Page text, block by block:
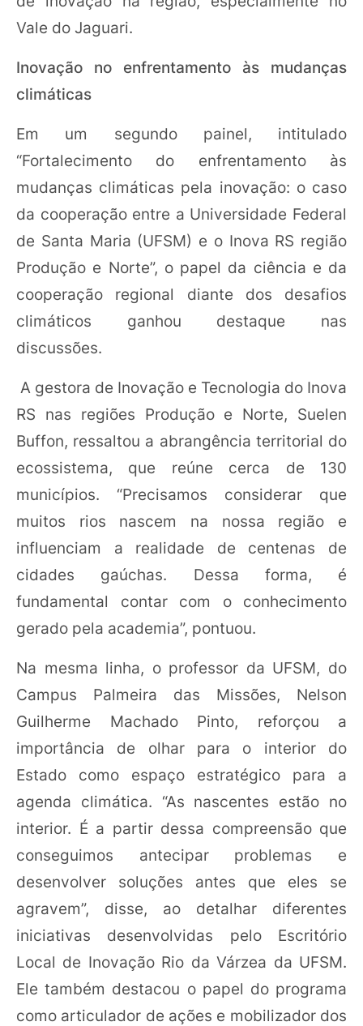
Vale do Jaguari.
Inovação no enfrentamento às mudanças
climáticas
Em um segundo painel, intitulado
“Fortalecimento do enfrentamento às
mudanças climáticas pela inovação: o caso
da cooperação entre a Universidade Federal
de Santa Maria (UFSM) e o Inova RS região
Produção e Norte”, o papel da ciência e da
cooperação regional diante dos desafios
climáticos ganhou destaque nas
discussões.
A gestora de Inovação e Tecnologia do Inova
RS nas regiões Produção e Norte, Suelen
Buffon, ressaltou a abrangência territorial do
ecossistema, que reúne cerca de 130
municípios. “Precisamos considerar que
muitos rios nascem na nossa região e
influenciam a realidade de centenas de
cidades gaúchas. Dessa forma, é
fundamental contar com o conhecimento
gerado pela academia”, pontuou.
Na mesma linha, o professor da UFSM, do
Campus Palmeira das Missões, Nelson
Guilherme Machado Pinto, reforçou a
importância de olhar para o interior do
Estado como espaço estratégico para a
agenda climática. “As nascentes estão no
interior. É a partir dessa compreensão que
conseguimos antecipar problemas e
desenvolver soluções antes que eles se
agravem”, disse, ao detalhar diferentes
iniciativas desenvolvidas pelo Escritório
Local de Inovação Rio da Várzea da UFSM.
Ele também destacou o papel do programa
como articulador de ações e mobilizador dos